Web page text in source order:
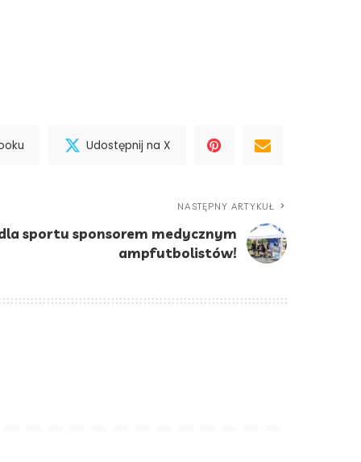
Udostępnij na X
NASTĘPNY ARTYKUŁ
sportu sponsorem medycznym
ampfutbolistów!